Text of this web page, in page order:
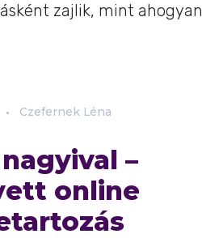
zajlik, mint ahogyan
Czefernek Léna
–
online